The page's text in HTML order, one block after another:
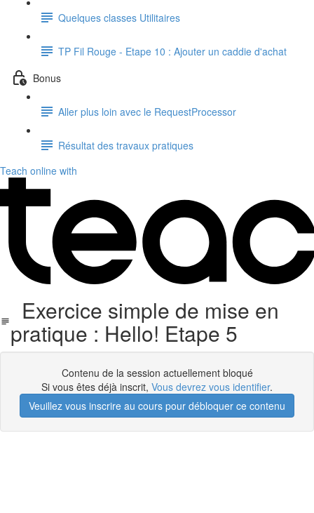
Quelques classes Utilitaires
TP Fil Rouge - Etape 10 : Ajouter un caddie d'achat
Bonus
Aller plus loin avec le RequestProcessor
Résultat des travaux pratiques
Teach online with
Exercice simple de mise en
pratique : Hello! Etape 5
Contenu de la session actuellement bloqué
Si vous êtes déjà inscrit, Vous devrez vous identifier.
Veuillez vous inscrire au cours pour débloquer ce contenu